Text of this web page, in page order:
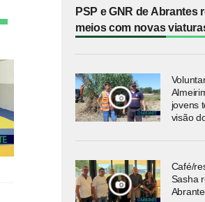
PSP e GNR de Abrantes
meios com novas
jovens
visão
Café/
Sasha